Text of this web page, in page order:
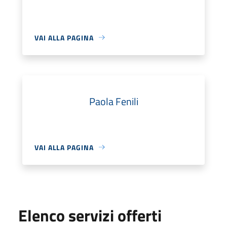
VAI ALLA PAGINA
Paola Fenili
VAI ALLA PAGINA
Elenco servizi offerti